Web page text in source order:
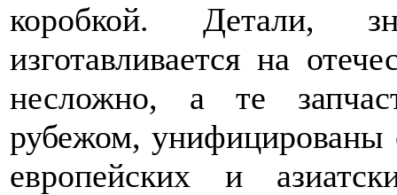
коробкой. Детали,
изготавливается на
несложно, а те
рубежом,
европейских и